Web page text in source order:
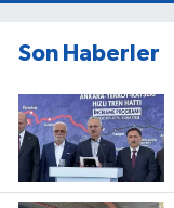
Son Haberler